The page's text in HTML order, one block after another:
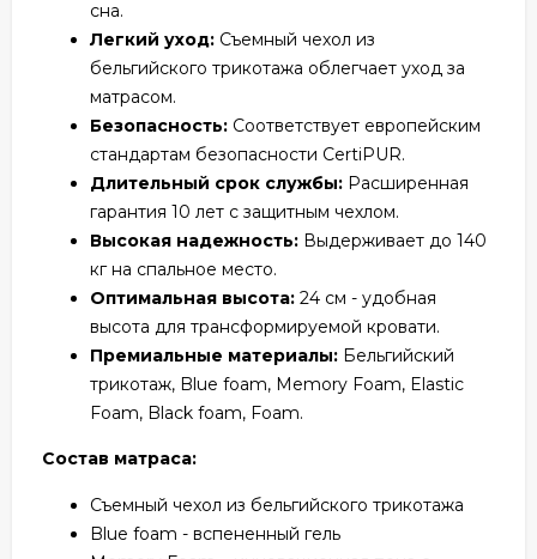
сна.
Легкий уход: Съемный чехол из
бельгийского трикотажа облегчает уход за
матрасом.
Безопасность: Соответствует европейским
стандартам безопасности CertiPUR.
Длительный срок службы: Расширенная
гарантия 10 лет с защитным чехлом.
Высокая надежность: Выдерживает до 140
кг на спальное место.
Оптимальная высота: 24 см - удобная
высота для трансформируемой кровати.
Премиальные материалы: Бельгийский
трикотаж, Blue foam, Memory Foam, Elastic
Foam, Black foam, Foam.
Состав матраса:
Съемный чехол из бельгийского трикотажа
Blue foam - вспененный гель